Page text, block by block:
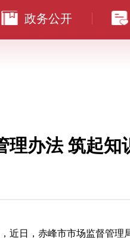
政务公开
理办法 筑起知
近日，赤峰市市场监督管